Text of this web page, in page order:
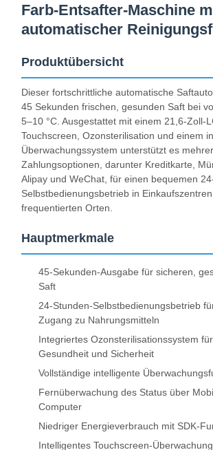
Farb-Entsafter-Maschine
automatischer
Produktübersicht
Dieser fortschrittliche automatische
45 Sekunden frischen, gesunden Saft bei
5–10 °C. Ausgestattet mit einem 21,6-Zoll-
Touchscreen, Ozonsterilisation und einem
Überwachungssystem unterstützt es
Zahlungsoptionen, darunter Kreditkarte,
Alipay und WeChat, für einen bequemen
Selbstbedienungsbetrieb in
frequentierten Orten.
Hauptmerkmale
45-Sekunden-Ausgabe für sicheren,
Saft
24-Stunden-Selbstbedienungsbetrieb
Zugang zu Nahrungsmitteln
Integriertes Ozonsterilisationssystem
Gesundheit und Sicherheit
Vollständige intelligente
Fernüberwachung des Status über
Computer
Niedriger Energieverbrauch mit SDK-
Intelligentes Touchscreen-